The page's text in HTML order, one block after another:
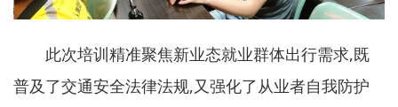
此次培训精准聚焦新业态就业群体出行需求,既
普及了交通安全法律法规,又强化了从业者自我防护